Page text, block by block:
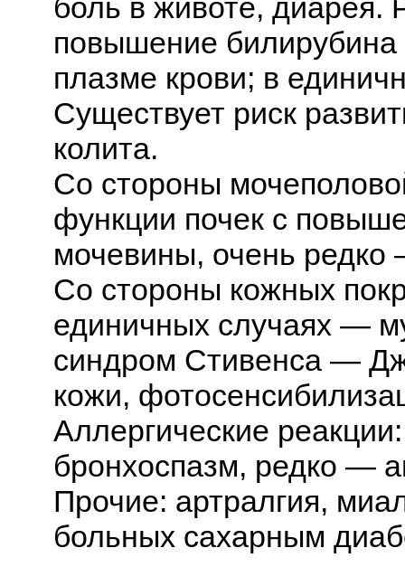
боль в животе, диарея.
повышение
плазме крови; в
Существует риск
колита.
Со стороны
функции почек с
мочевины, очень
Со стороны кожных
единичных случаях —
синдром Стивенса —
кожи,
Аллергические
бронхоспазм, редко —
Прочие: артралгия,
больных сахарным